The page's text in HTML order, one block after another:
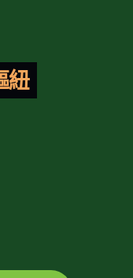
紐